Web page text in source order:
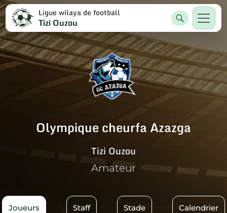
Ligue wilaya de football
Tizi Ouzou
Olympique cheurfa Azazga
Tizi Ouzou
Amateur
Joueurs Staff Stade Calendrier